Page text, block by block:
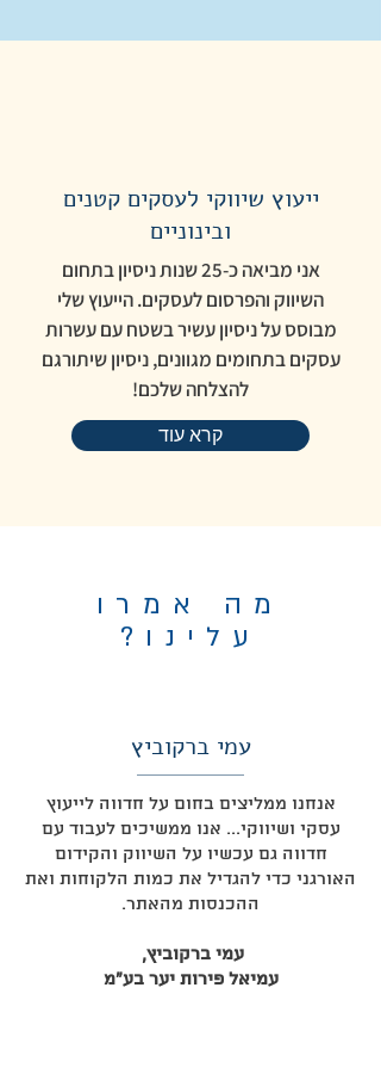
ייעוץ שיווקי לעסקים קטנים
ובינוניים
אני מביאה כ-25 שנות ניסיון בתחום
השיווק והפרסום לעסקים. הייעוץ שלי
מבוסס על ניסיון עשיר בשטח עם עשרות
עסקים בתחומים מגוונים, ניסיון שיתורגם
להצלחה שלכם!
קרא עוד
מה אמרו
עלינו?
עמי ברקוביץ
אנחנו ממליצים בחום על חדווה לייעוץ
עסקי ושיווקי... אנו ממשיכים לעבוד עם
חדווה גם עכשיו על השיווק והקידום
האורגני כדי להגדיל את כמות הלקוחות ואת
ההכנסות מהאתר.
עמי ברקוביץ,
עמיאל פירות יער בע"מ